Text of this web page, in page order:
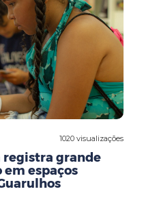
1020 visualizações
registra grande
espaços